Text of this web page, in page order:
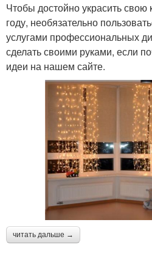
Чтобы достойно украсить
году, необязательно
услугами профессиональных
сделать своими руками, если
идеи на нашем сайте.
читать дальше →